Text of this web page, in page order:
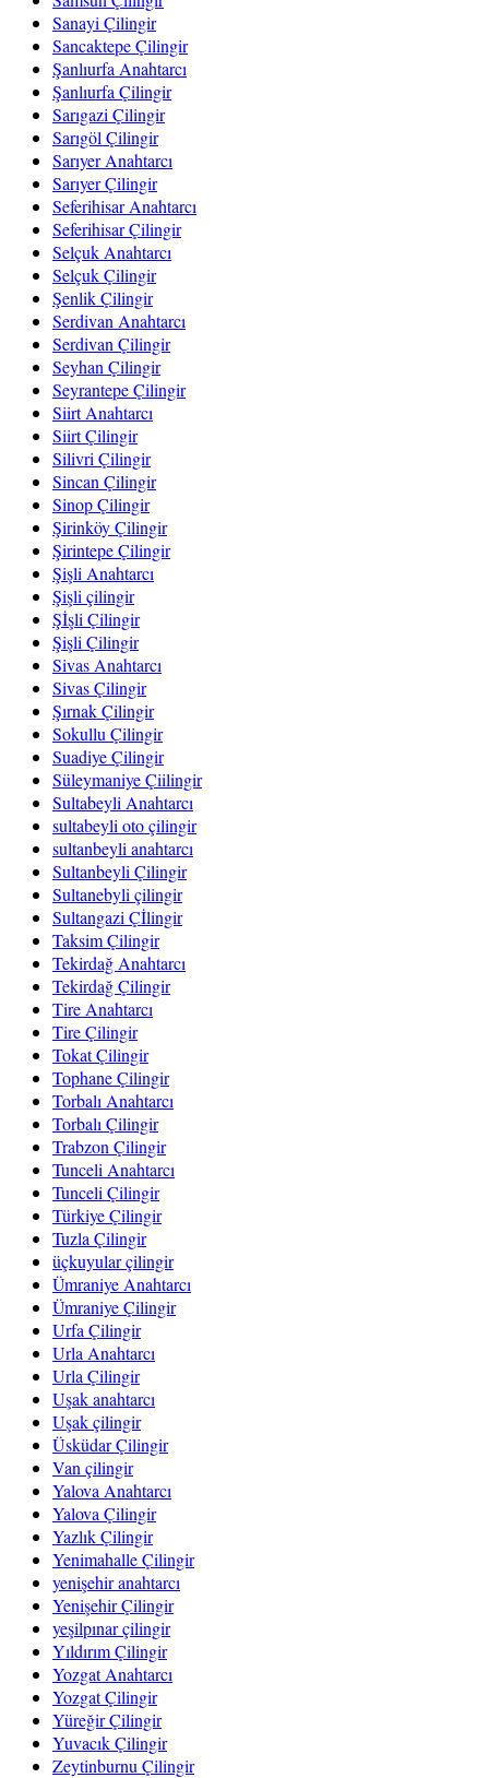
Sanayi Çilingir
Sancaktepe Çilingir
Şanlıurfa Anahtarcı
Şanlıurfa Çilingir
Sarıgazi Çilingir
Sarıgöl Çilingir
Sarıyer Anahtarcı
Sarıyer Çilingir
Seferihisar Anahtarcı
Seferihisar Çilingir
Selçuk Anahtarcı
Selçuk Çilingir
Şenlik Çilingir
Serdivan Anahtarcı
Serdivan Çilingir
Seyhan Çilingir
Seyrantepe Çilingir
Siirt Anahtarcı
Siirt Çilingir
Silivri Çilingir
Sincan Çilingir
Sinop Çilingir
Şirinköy Çilingir
Şirintepe Çilingir
Şişli Anahtarcı
Şişli çilingir
Şİşli Çilingir
Şişli Çilingir
Sivas Anahtarcı
Sivas Çilingir
Şırnak Çilingir
Sokullu Çilingir
Suadiye Çilingir
Süleymaniye Çiilingir
Sultabeyli Anahtarcı
sultabeyli oto çilingir
sultanbeyli anahtarcı
Sultanbeyli Çilingir
Sultanebyli çilingir
Sultangazi Çİlingir
Taksim Çilingir
Tekirdağ Anahtarcı
Tekirdağ Çilingir
Tire Anahtarcı
Tire Çilingir
Tokat Çilingir
Tophane Çilingir
Torbalı Anahtarcı
Torbalı Çilingir
Trabzon Çilingir
Tunceli Anahtarcı
Tunceli Çilingir
Türkiye Çilingir
Tuzla Çilingir
üçkuyular çilingir
Ümraniye Anahtarcı
Ümraniye Çilingir
Urfa Çilingir
Urla Anahtarcı
Urla Çilingir
Uşak anahtarcı
Uşak çilingir
Üsküdar Çilingir
Van çilingir
Yalova Anahtarcı
Yalova Çilingir
Yazlık Çilingir
Yenimahalle Çilingir
yenişehir anahtarcı
Yenişehir Çilingir
yeşilpınar çilingir
Yıldırım Çilingir
Yozgat Anahtarcı
Yozgat Çilingir
Yüreğir Çilingir
Yuvacık Çilingir
Zeytinburnu Çilingir